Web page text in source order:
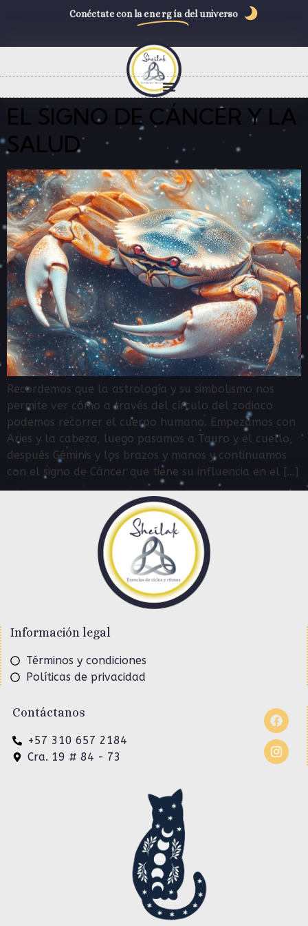
Conéctate con la energía del universo
EL SIGNO DE CÁNCER Y LA
SALUD
Recordemos que la astrología y su simbolismo nos
permite ver cómo a través del círculo del zodiaco
podemos recorrer el cuerpo humano. Empezamos con
Aries y la cabeza, luego pasamos a Tauro y el cuello,
después Géminis y los brazos y manos y continuamos
con el signo de Cáncer que tiene su influencia en el […]
Información legal
Términos y condiciones
Políticas de privacidad
Contáctanos
+57 310 657 2184
Cra. 19 # 84 - 73